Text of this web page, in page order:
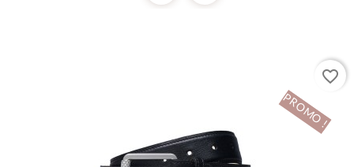
PROMO !
favorite_border